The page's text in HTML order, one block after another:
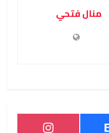
منال فتحي